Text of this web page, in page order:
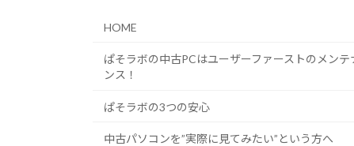
HOME
ぱそラボの中古PCはユーザーファーストのメンテ
ンス！
ぱそラボの3つの安心
中古パソコンを”実際に見てみたい”という方へ